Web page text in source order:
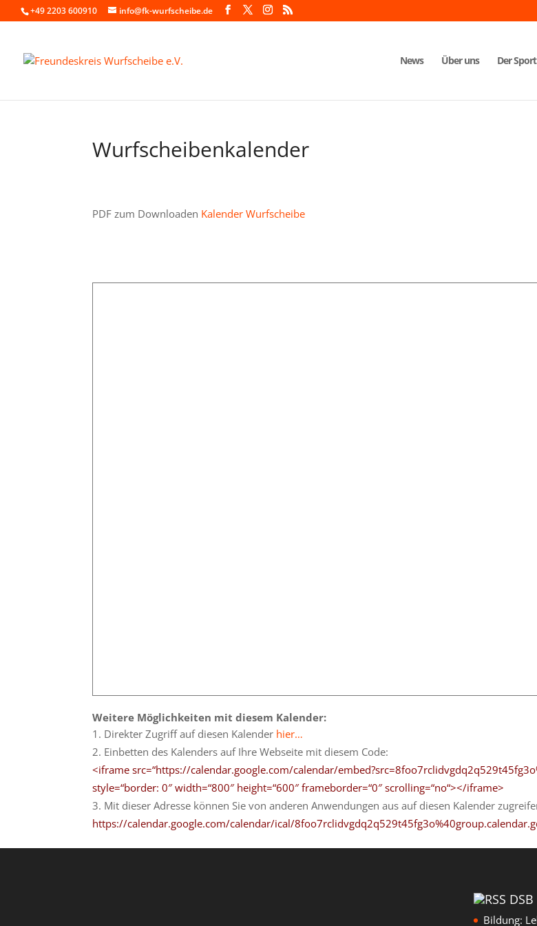
+49 2203 600910 info@fk-wurfscheibe.de
News Über uns Der Sport
Wurfscheibenkalender
PDF zum Downloaden Kalender Wurfscheibe
Weitere Möglichkeiten mit diesem Kalender:
Direkter Zugriff auf diesen Kalender hier…
Einbetten des Kalenders auf Ihre Webseite mit diesem Code:
<iframe src=“https://calendar.google.com/calendar/
style=“border: 0″ width=“800″ height=“600″ frameborder=“0″ scrolling=“no“></iframe>
Mit dieser Adresse können Sie von anderen Anwendungen aus auf diesen Kalender
https://calendar.google.com/calendar/ical/
Bildung: